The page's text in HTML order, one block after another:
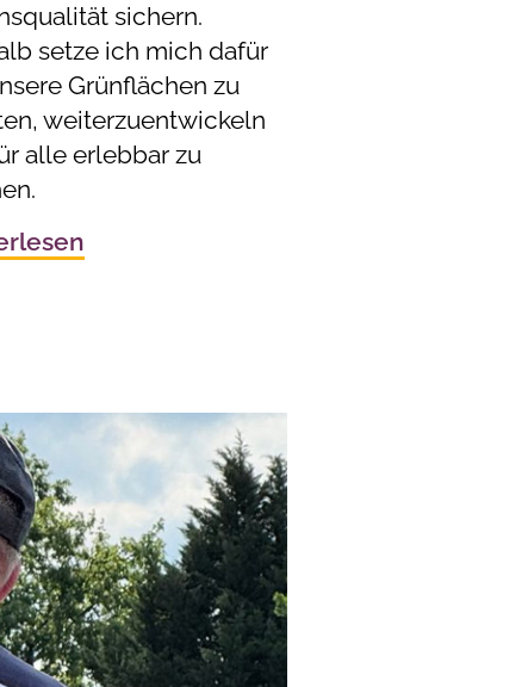
sichern.
setze ich mich dafür
Grünflächen zu
weiterzuentwickeln
alle erlebbar zu